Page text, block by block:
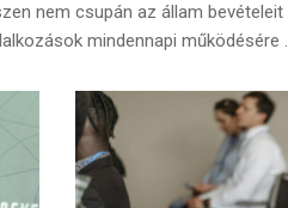
nem csupán az állam
mindennapi működésére